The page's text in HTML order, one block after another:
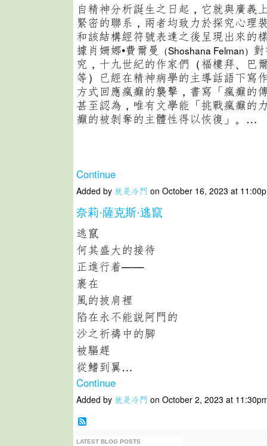
自精神分析誕生之日起，它就與廣義
緊密的聯系，兩者均致力於探究心理
和該結構經符號表達之後呈現出來的
據肖姍娜•費爾曼 （Shoshana Felman）
究，十九世紀的作家們（福樓拜、巴
等）已經在精神病學的主導話語下寫
方式回應瘋癲的襲擊，書寫「瘋癲的
甚至認為，唯有文學能「挑戰瘋癲的
癲的被剝奪的主體性得以恢復」。…
Continue
Added by 就是冷門 on October 16, 2023 at
奈莉·薩克斯·逃竄
逃竄
何其盛大的接待
正進行着——
裹在
風的披肩裡
陷在永不能説阿門的
沙之祈禱中的腳
被驅趕
從鰭到翼…
Continue
Added by 就是冷門 on October 2, 2023 at
LATEST BLOG POSTS